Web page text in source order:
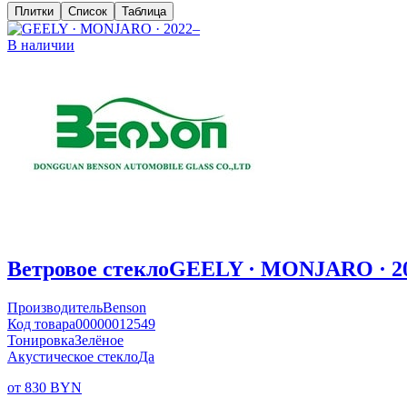
Плитки Список Таблица
В наличии
Ветровое стеклоGEELY · MONJARO ·
ПроизводительBenson
Код товара00000012549
ТонировкаЗелёное
Акустическое стеклоДа
от 830 BYN